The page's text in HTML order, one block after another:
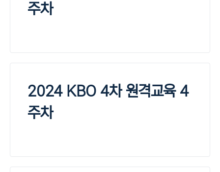
주차
2024 KBO 4차 원격교육 4
주차